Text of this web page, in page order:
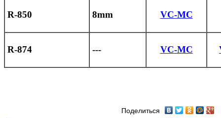
R-850 8mm VC-MC
R-874 --- VC-MC
Поделиться